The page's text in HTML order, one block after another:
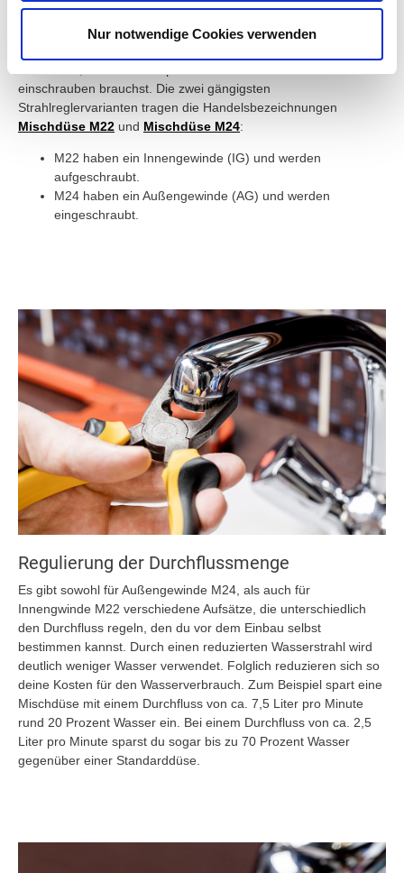
Nur notwendige Cookies verwenden
Verschiedene Gewinde
Um einen Fehlkauf zu vermeiden, ist es wichtig, dass du das
einschrauben brauchst. Die zwei gängigsten
Strahlreglervarianten tragen die Handelsbezeichnungen
Mischdüse M22 und Mischdüse M24:
M22 haben ein Innengewinde (IG) und werden
aufgeschraubt.
M24 haben ein Außengewinde (AG) und werden
eingeschraubt.
Regulierung der Durchflussmenge
Es gibt sowohl für Außengewinde M24, als auch für
Innengwinde M22 verschiedene Aufsätze, die unterschiedlich
den Durchfluss regeln, den du vor dem Einbau selbst
bestimmen kannst. Durch einen reduzierten Wasserstrahl wird
deutlich weniger Wasser verwendet. Folglich reduzieren sich so
deine Kosten für den Wasserverbrauch. Zum Beispiel spart eine
Mischdüse mit einem Durchfluss von ca. 7,5 Liter pro Minute
rund 20 Prozent Wasser ein. Bei einem Durchfluss von ca. 2,5
Liter pro Minute sparst du sogar bis zu 70 Prozent Wasser
gegenüber einer Standarddüse.